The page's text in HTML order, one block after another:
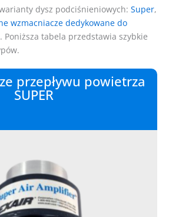
dysz podciśnieniowych: Super,
wzmacniacze dedykowane do
. Poniższa tabela przedstawia szybkie
przepływu powietrza
SUPER